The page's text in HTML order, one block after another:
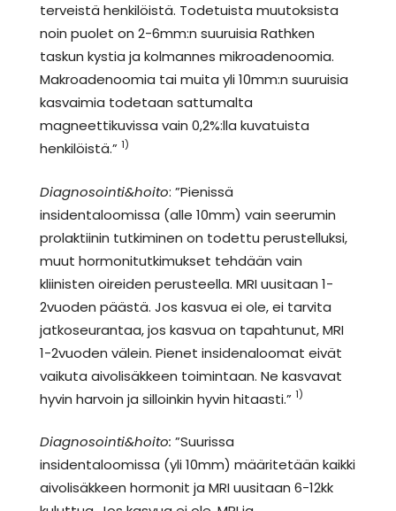
terveistä henkilöistä. Todetuista muutoksista
noin puolet on 2-6mm:n suuruisia Rathken
taskun kystia ja kolmannes mikroadenoomia.
Makroadenoomia tai muita yli 10mm:n suuruisia
kasvaimia todetaan sattumalta
magneettikuvissa vain 0,2%:lla kuvatuista
henkilöistä.” 1)
Diagnosointi&hoito: ”Pienissä
insidentaloomissa (alle 10mm) vain seerumin
prolaktiinin tutkiminen on todettu perustelluksi,
muut hormonitutkimukset tehdään vain
kliinisten oireiden perusteella. MRI uusitaan 1-
2vuoden päästä. Jos kasvua ei ole, ei tarvita
jatkoseurantaa, jos kasvua on tapahtunut, MRI
1-2vuoden välein. Pienet insidenaloomat eivät
vaikuta aivolisäkkeen toimintaan. Ne kasvavat
hyvin harvoin ja silloinkin hyvin hitaasti.” 1)
Diagnosointi&hoito: ”Suurissa
insidentaloomissa (yli 10mm) määritetään kaikki
aivolisäkkeen hormonit ja MRI uusitaan 6-12kk